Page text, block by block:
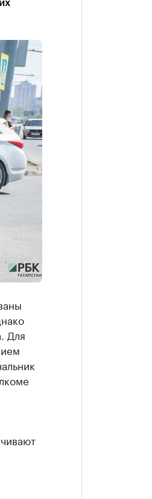
Для